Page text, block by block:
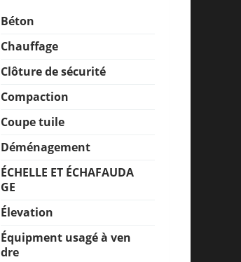
Béton
Chauffage
Clôture de sécurité
Compaction
Coupe tuile
Déménagement
ÉCHELLE ET ÉCHAFAUDA
GE
Élevation
Équipment usagé à ven
dre